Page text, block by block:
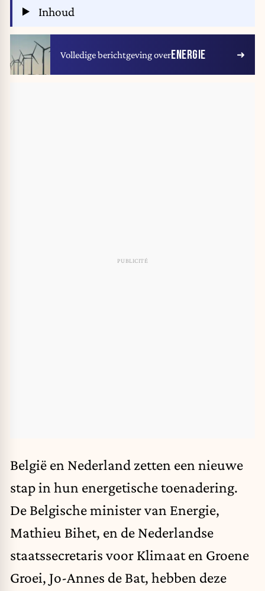
Inhoud
Volledige berichtgeving overENERGIE
België en Nederland zetten een nieuwe
stap in hun energetische toenadering.
De Belgische minister van Energie,
Mathieu Bihet, en de Nederlandse
staatssecretaris voor Klimaat en Groene
Groei, Jo-Annes de Bat, hebben deze